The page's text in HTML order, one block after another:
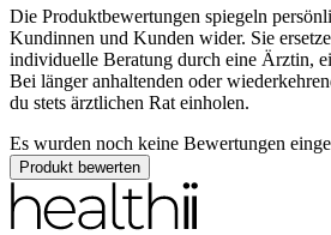
Die Produktbewertungen spiegeln
Kundinnen und Kunden wider. Sie
individuelle Beratung durch eine Ärztin,
Bei länger anhaltenden oder
du stets ärztlichen Rat einholen.
Es wurden noch keine Bewertungen
Produkt bewerten